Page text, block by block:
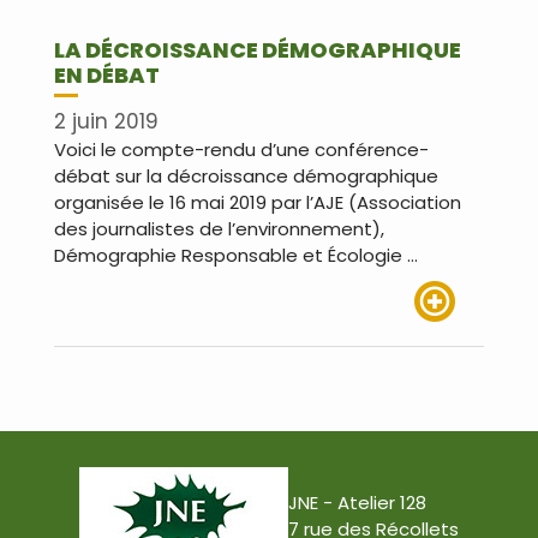
LA DÉCROISSANCE DÉMOGRAPHIQUE
EN DÉBAT
2 juin 2019
Voici le compte-rendu d’une conférence-
débat sur la décroissance démographique
organisée le 16 mai 2019 par l’AJE (Association
des journalistes de l’environnement),
Démographie Responsable et Écologie …
JNE - Atelier 128
7 rue des Récollets